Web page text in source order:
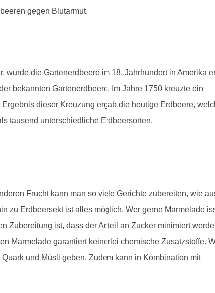
gegen Blutarmut.
die Gartenerdbeere im 18. Jahrhundert in Amerika
bekannten Gartenerdbeere. Im Jahre 1750 kreuzte ein
dieser Kreuzung ergab die heutige Erdbeere,
tausend unterschiedliche Erdbeersorten.
Frucht kann man so viele Gerichte zubereiten, wie
zu Erdbeersekt ist alles möglich. Wer gerne Marmelade
Zubereitung ist, dass der Anteil an Zucker minimiert
Marmelade garantiert keinerlei chemische Zusatzstoffe.
und Müsli geben. Zudem kann in Kombination mit